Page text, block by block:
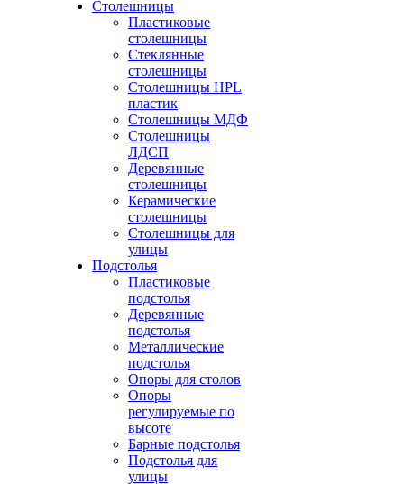
Столешницы
Пластиковые
столешницы
Стеклянные
столешницы
Столешницы HPL
пластик
Столешницы МДФ
Столешницы
ЛДСП
Деревянные
столешницы
Керамические
столешницы
Столешницы для
улицы
Подстолья
Пластиковые
подстолья
Деревянные
подстолья
Металлические
подстолья
Опоры для столов
Опоры
регулируемые по
высоте
Барные подстолья
Подстолья для
улицы